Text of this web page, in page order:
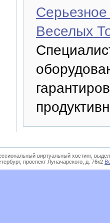
Веселых
виртуальный хостинг,
проспект Луначарского, д. 76к2